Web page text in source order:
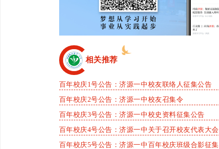
相关推荐
百年校庆1号公告：济源一中校友联络人征集公告
百年校庆2号公告：济源一中校友召集令
百年校庆3号公告：济源一中校史资料征集公告
百年校庆4号公告：济源一中关于召开校友代表大
百年校庆5号公告：济源一中百年校庆班级合影征